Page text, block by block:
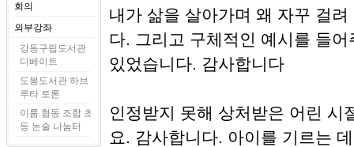
회의
외부강좌
강동구립도서관
디베이트
도봉도서관 하브
루타 토론
이룸 협동 조합 초
등 논술 나눔터
내가 삶을 살아가며 왜 자꾸 걸
다. 그리고 구체적인 예시를 들
있었습니다. 감사합니다
인정받지 못해 상처받은 어린 시
요. 감사합니다. 아이를 기르는